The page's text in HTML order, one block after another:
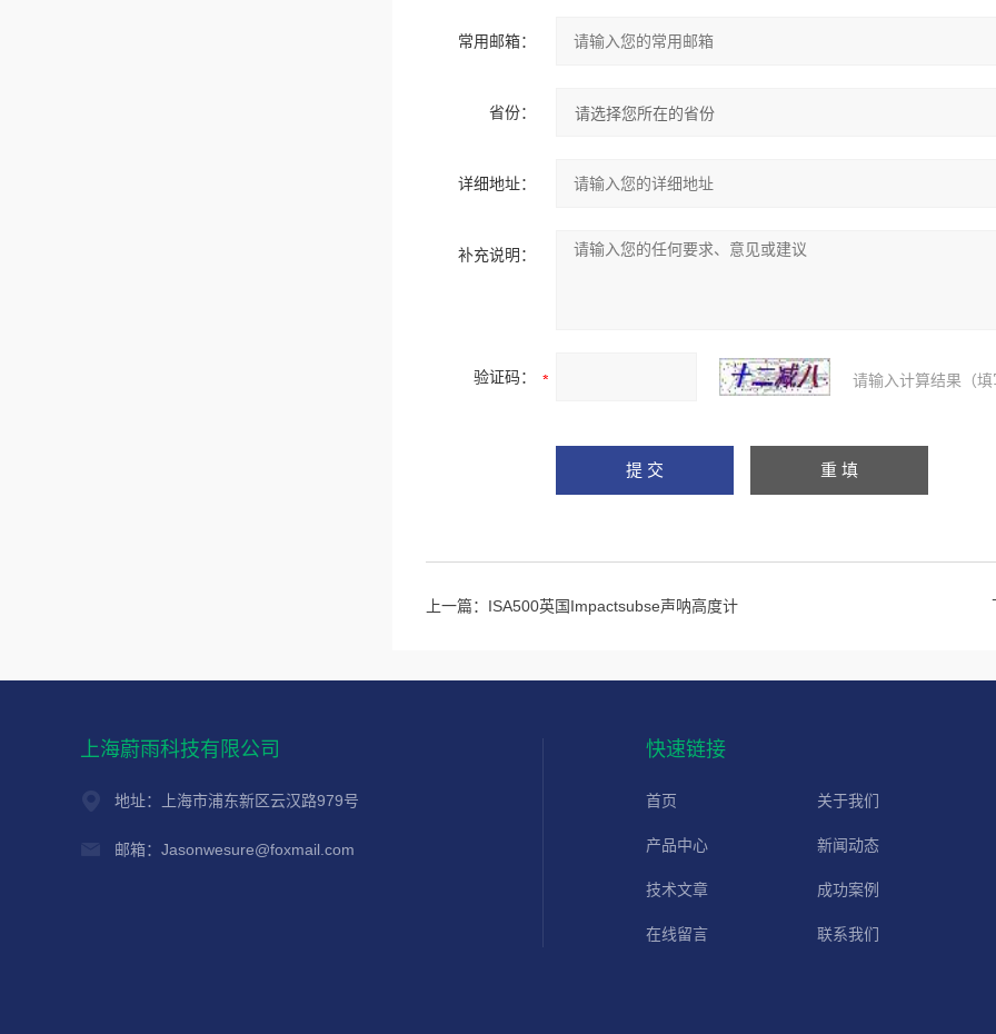
常用邮箱：
省份：
详细地址：
补充说明：
验证码： 请输入计算结果（
上一篇： ISA500英国Impactsubse声呐高度计
上海蔚雨科技有限公司
地址：上海市浦东新区云汉路979号
邮箱：Jasonwesure@foxmail.com
快速链接
首页 关于我们
产品中心 新闻动态
技术文章 成功案例
在线留言 联系我们